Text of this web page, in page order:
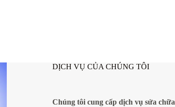
DỊCH VỤ CỦA CHÚNG TÔI
Chúng tôi cung cấp dịch vụ sửa chữa